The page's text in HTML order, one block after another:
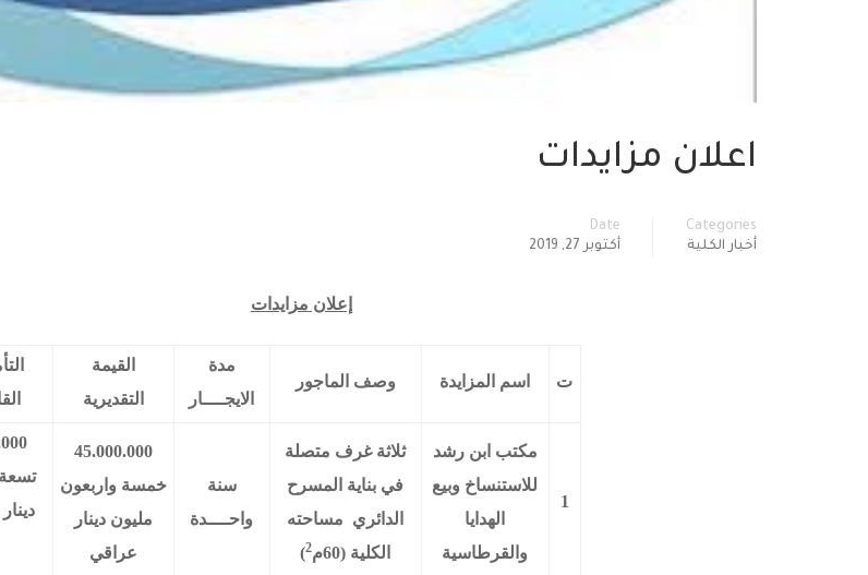
اعلان مزايدات
Categories
أخبار الكلية
Date
أكتوبر 27, 2019
إعلان مزايدات
ت اسم المزايدة وصف الماجور
مدة
الايجــــار
القيمة
التقديرية
1
مكتب ابن رشد
للاستنساخ وبيع
الهدايا
والقرطاسية
ثلاثة غرف متصلة
في بناية المسرح
الدائري مساحته
الكلية (60م
2
)
سنة
واحــــدة
45.000.000
خمسة واربعون
مليون دينار
عراقي